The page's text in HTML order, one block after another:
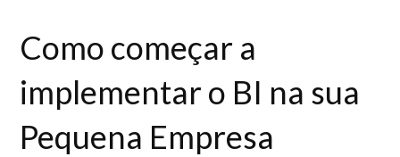
Como começar a
implementar o BI na sua
Pequena Empresa